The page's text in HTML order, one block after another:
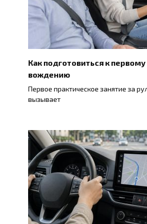
Как подготовиться к
вождению
Первое практическое занятие за
вызывает